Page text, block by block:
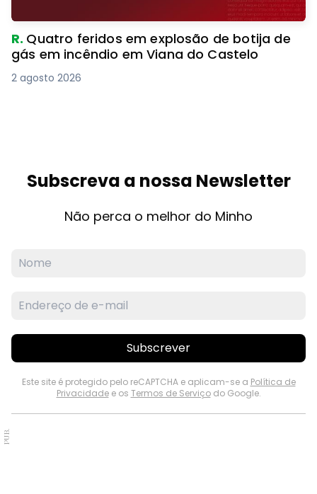
R. Quatro feridos em explosão de botija de
gás em incêndio em Viana do Castelo
2 agosto 2026
Subscreva a nossa Newsletter
Não perca o melhor do Minho
Subscrever
Este site é protegido pelo reCAPTCHA e aplicam-se a Política de
Privacidadee os Termos de Serviçodo Google.
PUB.